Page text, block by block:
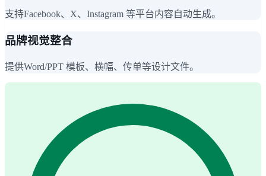
支持Facebook、X、Instagram 等平台内容自动生成。
品牌视觉整合
提供Word/PPT 模板、横幅、传单等设计文件。